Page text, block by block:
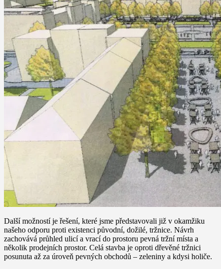
Další možností je řešení, které jsme představovali již v okamžiku
našeho odporu proti existenci původní, dožilé, tržnice. Návrh
zachovává průhled ulicí a vrací do prostoru pevná tržní místa a
několik prodejních prostor. Celá stavba je oproti dřevěné tržnici
posunuta až za úroveň pevných obchodů – zeleniny a kdysi holiče.